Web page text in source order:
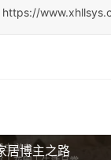
https://
居博主之路